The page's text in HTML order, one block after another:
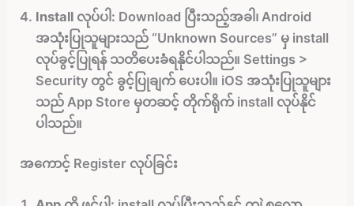
Install လုပ်ပါ: Download ပြီးသည့်အခါ၊ Android
အသုံးပြုသူများသည် “Unknown Sources” မှ install
လုပ်ခွင့်ပြုရန် သတိပေးခံရနိုင်ပါသည်။ Settings >
Security တွင် ခွင့်ပြုချက် ပေးပါ။ iOS အသုံးပြုသူများ
သည် App Store မှတဆင့် တိုက်ရိုက် install လုပ်နိုင်
ပါသည်။
အကောင့် Register လုပ်ခြင်း